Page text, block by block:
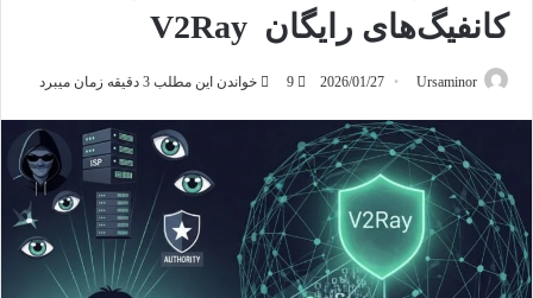
کانفیگ‌های رایگان V2Ray
Ursaminor
2026/01/27
9 خواندن این مطلب 3 دقیقه زمان میبرد